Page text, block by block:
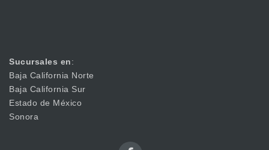
Sucursales en:
Baja California Norte
Baja California Sur
Estado de México
Sonora